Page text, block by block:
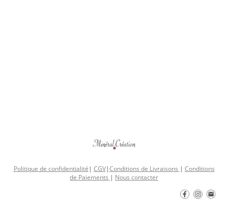
Politique de confidentialité | CGV|Conditions de Livraisons | Conditions
de Paiements | Nous contacter